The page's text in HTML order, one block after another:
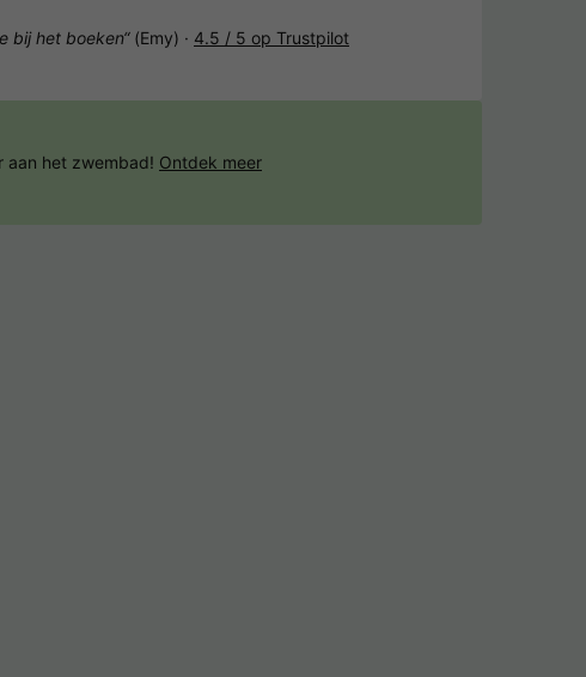
bij het boeken“(Emy) · 4.5 / 5 op Trustpilot
aan het zwembad! Ontdek meer